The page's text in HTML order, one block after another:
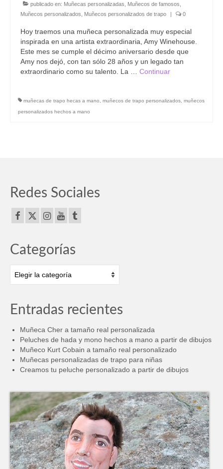
publicado en: Muñecas personalizadas Muñecos de famosos
Muñecos personalizados
Muñecos personalizados de trapo | 0
Hoy traemos una muñeca personalizada muy especial
inspirada en una artista extraordinaria, Amy Winehouse.
Este mes se cumple el décimo aniversario desde que
Amy nos dejó, con tan sólo 28 años y un legado tan
extraordinario como su talento. La … Continuar
muñecas de trapo hecas a mano muñecos de trapo personalizados muñecos
personalizados hechos a mano
Redes Sociales
Categorías
Entradas recientes
Muñeca Cher a tamaño real personalizada
Peluches de hada y mono hechos a mano a partir de dibujos
Muñeco Kurt Cobain a tamaño real personalizado
Muñecas personalizadas de trapo para niñas
Creamos tu peluche personalizado a partir de dibujos